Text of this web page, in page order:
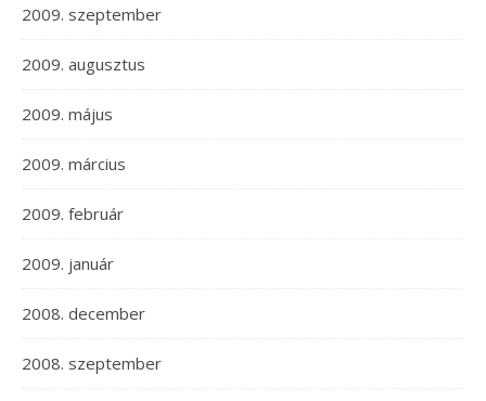
2009. szeptember
2009. augusztus
2009. május
2009. március
2009. február
2009. január
2008. december
2008. szeptember